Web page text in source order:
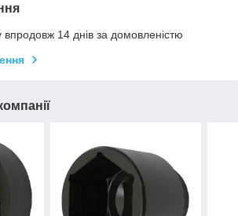
14 днів за домовленістю